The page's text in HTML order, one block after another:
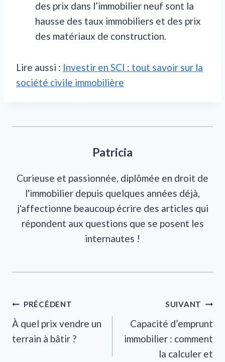
des prix dans l’immobilier neuf sont la
hausse des taux immobiliers et des prix
des matériaux de construction.
Lire aussi : Investir en SCI : tout savoir sur la
société civile immobilière
Patricia
Curieuse et passionnée, diplômée en droit de
l'immobilier depuis quelques années déjà,
j'affectionne beaucoup écrire des articles qui
répondent aux questions que se posent les
internautes !
Navigation
de
PRÉCÉDENT
À quel prix vendre un
terrain à bâtir ?
SUIVANT
Capacité d’emprunt
immobilier : comment
la calculer et